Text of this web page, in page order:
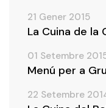
21 Gener 2015
La Cuina de la
01 Setembre
Menú per a
22 Setembre